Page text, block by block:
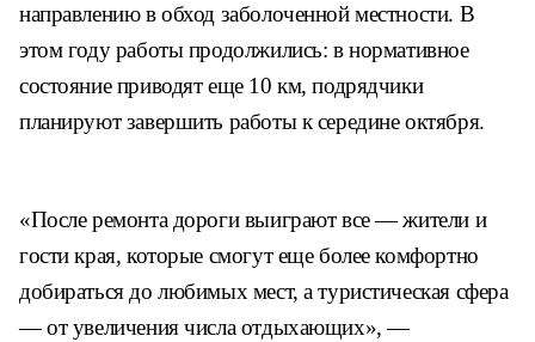
направлению в обход заболоченной местности. В
этом году работы продолжились: в нормативное
состояние приводят еще 10 км, подрядчики
планируют завершить работы к середине октября.
«После ремонта дороги выиграют все ― жители и
гости края, которые смогут еще более комфортно
добираться до любимых мест, а туристическая сфера
— от увеличения числа отдыхающих», ―